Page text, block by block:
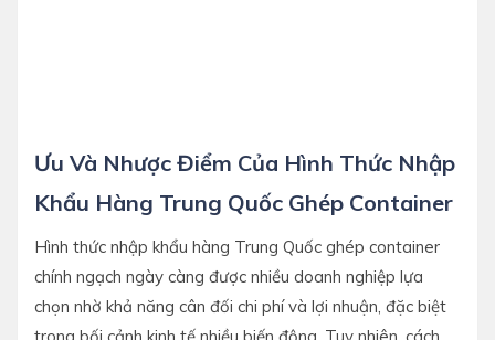
Ưu Và Nhược Điểm Của Hình Thức Nhập
Khẩu Hàng Trung Quốc Ghép Container
Hình thức nhập khẩu hàng Trung Quốc ghép container
chính ngạch ngày càng được nhiều doanh nghiệp lựa
chọn nhờ khả năng cân đối chi phí và lợi nhuận, đặc biệt